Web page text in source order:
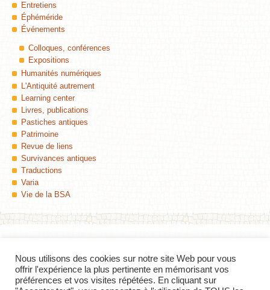
Entretiens
Éphéméride
Événements
Colloques, conférences
Expositions
Humanités numériques
L'Antiquité autrement
Learning center
Livres, publications
Pastiches antiques
Patrimoine
Revue de liens
Survivances antiques
Traductions
Varia
Vie de la BSA
Colophon
Nous utilisons des cookies sur notre site Web pour vous
offrir l'expérience la plus pertinente en mémorisant vos
préférences et vos visites répétées. En cliquant sur